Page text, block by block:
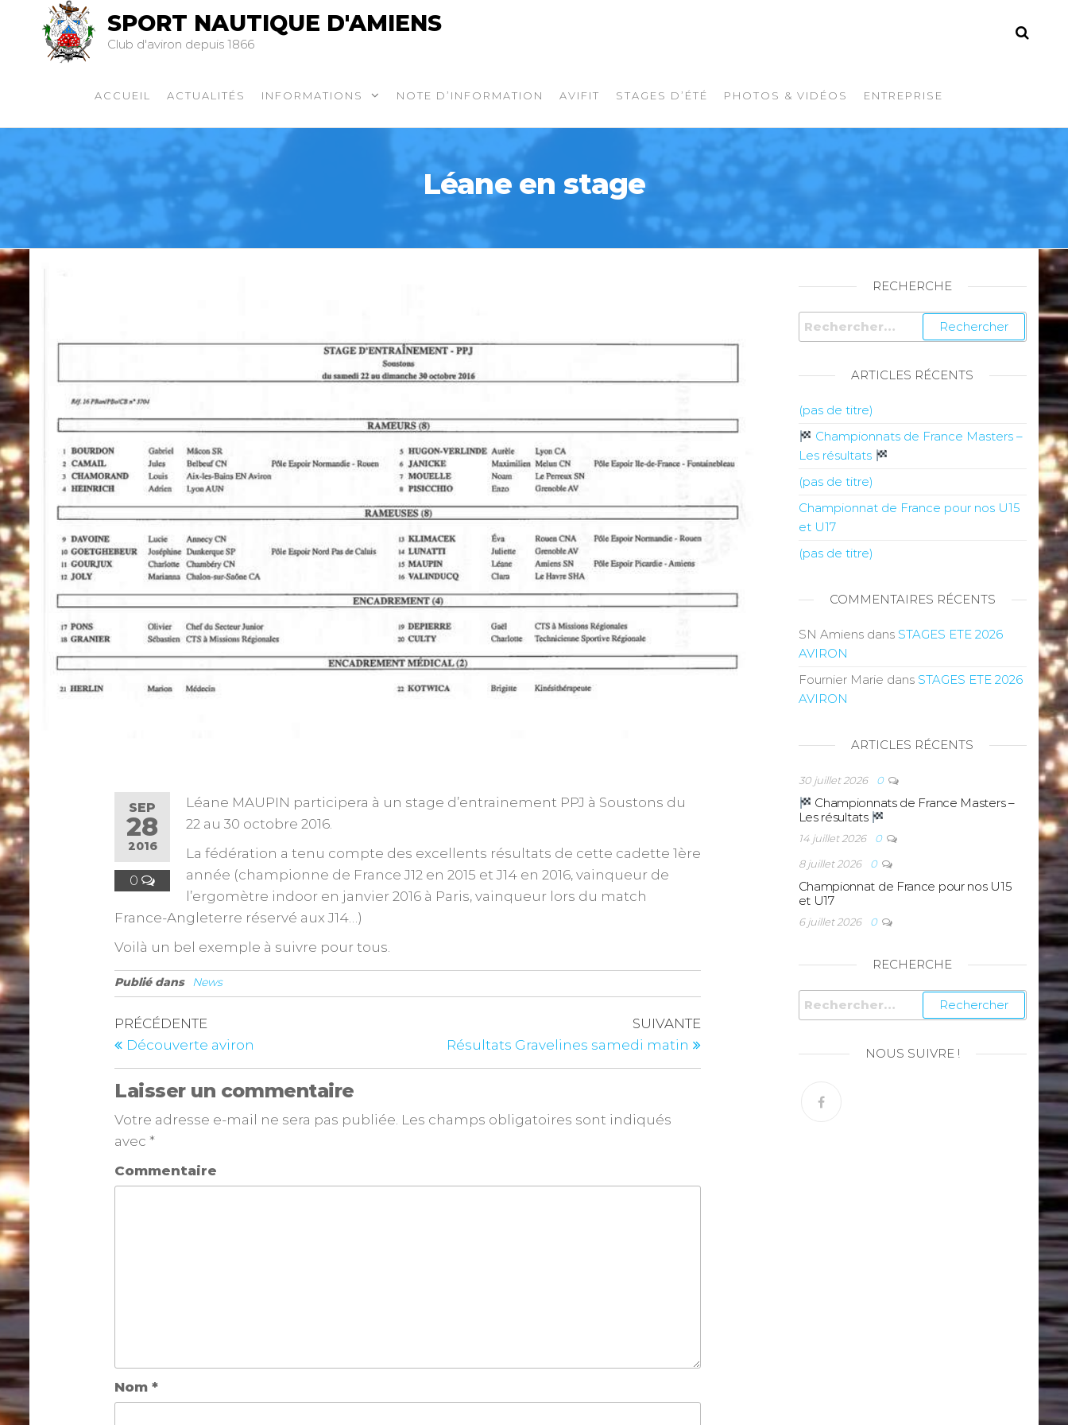
SPORT NAUTIQUE D'AMIENS
Club d'aviron depuis 1866
ACCUEIL ACTUALITÉS INFORMATIONS NOTE D’INFORMATION AVIFIT STAGES D’ÉTÉ PHOTOS & VIDÉOS ENTREPRISE
Léane en stage
SEP
28
2016
0
Léane MAUPIN participera à un stage d’entrainement PPJ à Soustons du
22 au 30 octobre 2016.
La fédération a tenu compte des excellents résultats de cette cadette 1ère
année (championne de France J12 en 2015 et J14 en 2016, vainqueur de
l’ergomètre indoor en janvier 2016 à Paris, vainqueur lors du match
France-Angleterre réservé aux J14…)
Voilà un bel exemple à suivre pour tous.
Publié dans News
PRÉCÉDENTE
Découverte aviron
SUIVANTE
Résultats Gravelines samedi matin
Laisser un commentaire
Votre adresse e-mail ne sera pas publiée. Les champs obligatoires sont indiqués
avec*
Commentaire
Nom*
RECHERCHE
ARTICLES RÉCENTS
(pas de titre)
Championnats de France Masters –
Les résultats
(pas de titre)
Championnat de France pour nos U15
et U17
(pas de titre)
COMMENTAIRES RÉCENTS
SN Amiensdans STAGES ETE 2026
AVIRON
Fournier Marie dans STAGES ETE 2026
AVIRON
ARTICLES RÉCENTS
30 juillet 2026 0
Championnats de France Masters –
Les résultats
14 juillet 2026
0
8 juillet 2026
0
Championnat de France pour nos U15
et U17
6 juillet 2026 0
RECHERCHE
NOUS SUIVRE !